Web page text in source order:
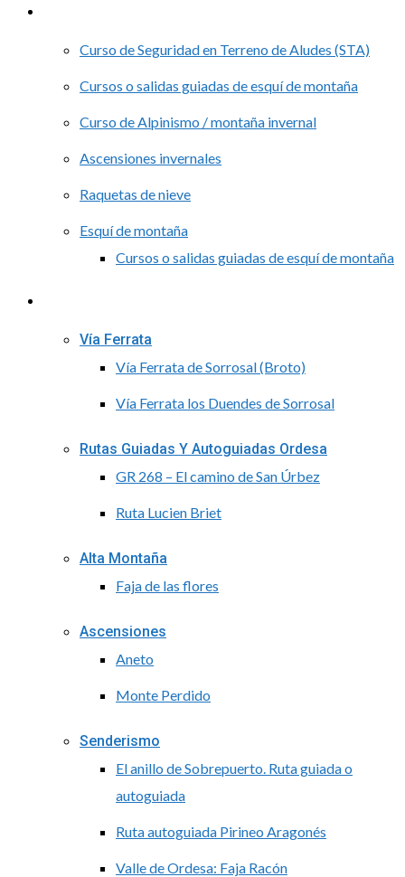
Curso de Seguridad en Terreno de Aludes (STA)
Cursos o salidas guiadas de esquí de montaña
Curso de Alpinismo / montaña invernal
Ascensiones invernales
Raquetas de nieve
Esquí de montaña
Cursos o salidas guiadas de esquí de montaña
Vía Ferrata
Vía Ferrata de Sorrosal (Broto)
Vía Ferrata los Duendes de Sorrosal
Rutas Guiadas Y Autoguiadas Ordesa
GR 268 – El camino de San Úrbez
Ruta Lucien Briet
Alta Montaña
Faja de las flores
Ascensiones
Aneto
Monte Perdido
Senderismo
El anillo de Sobrepuerto. Ruta guiada o
autoguiada
Ruta autoguiada Pirineo Aragonés
Valle de Ordesa: Faja Racón